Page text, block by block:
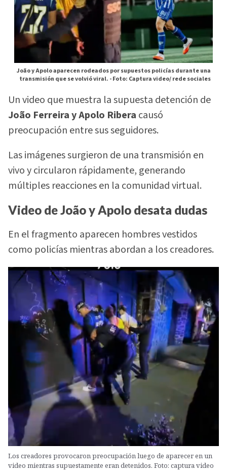
João y Apolo aparecen rodeados por supuestos policías durante una
transmisión que se volvió viral. -Foto: Captura video/ rede sociales
Un video que muestra la supuesta detención de
João Ferreira y Apolo Ribera causó
preocupación entre sus seguidores.
Las imágenes surgieron de una transmisión en
vivo y circularon rápidamente, generando
múltiples reacciones en la comunidad virtual.
Video de João y Apolo desata dudas
En el fragmento aparecen hombres vestidos
como policías mientras abordan a los creadores.
Los creadores provocaron preocupación luego de aparecer en un
video mientras supuestamente eran detenidos. Foto: captura video